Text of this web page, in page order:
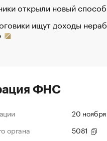
открыли новый
ищут доходы
ФНС
20
органа
5081